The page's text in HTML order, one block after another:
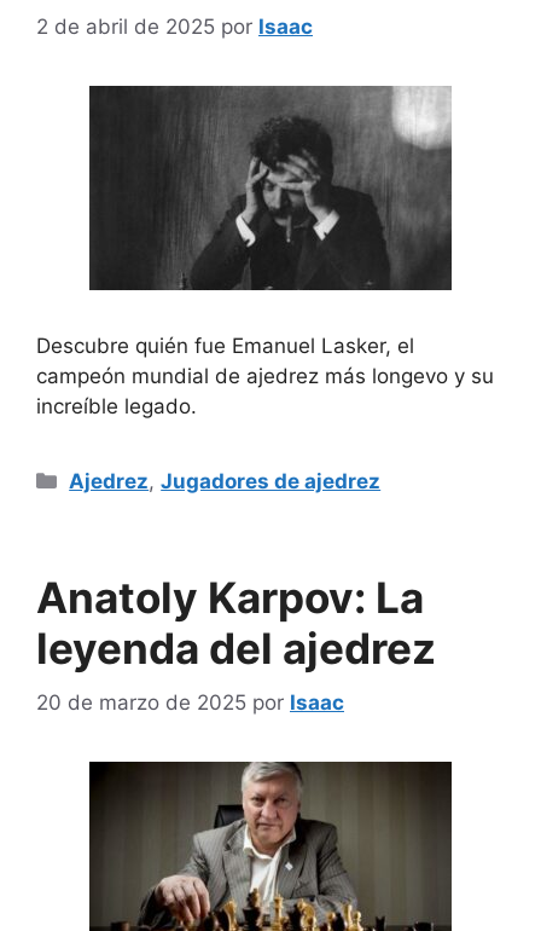
2 de abril de 2025 por Isaac
Descubre quién fue Emanuel Lasker, el
campeón mundial de ajedrez más longevo y su
increíble legado.
Categorías
Ajedrez,Jugadores de ajedrez
Anatoly Karpov: La
leyenda del ajedrez
20 de marzo de 2025 por Isaac